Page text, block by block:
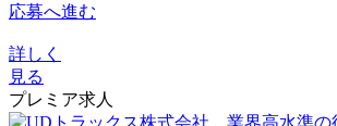
応募へ進む
詳しく
見る
プレミア求人